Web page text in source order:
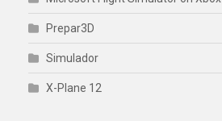
Prepar3D
Simulador
X-Plane 12